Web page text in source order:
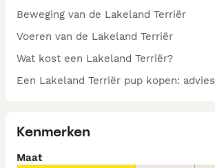
Beweging van de Lakeland Terriër
Voeren van de Lakeland Terriër
Wat kost een Lakeland Terriër?
Een Lakeland Terriër pup kopen: advies
Kenmerken
Maat